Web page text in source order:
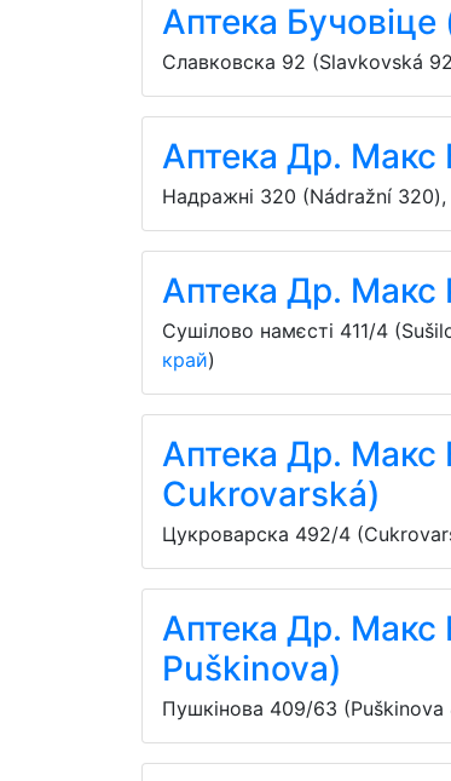
Аптека
Славковска 92 (Slavkovská
Аптека Др. Макс
Надражні 320 (Nádražní 320),
Аптека Др. Макс
Сушілово намєсті 411/4
край)
Аптека Др. Макс
Cukrovarská)
Цукроварска 492/4
Аптека Др. Макс
Puškinova)
Пушкінова 409/63